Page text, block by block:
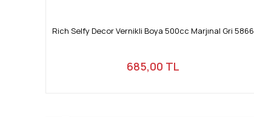
Rich Selfy Decor Vernikli Boya 500cc Marjınal Gri 5866
685,00 TL